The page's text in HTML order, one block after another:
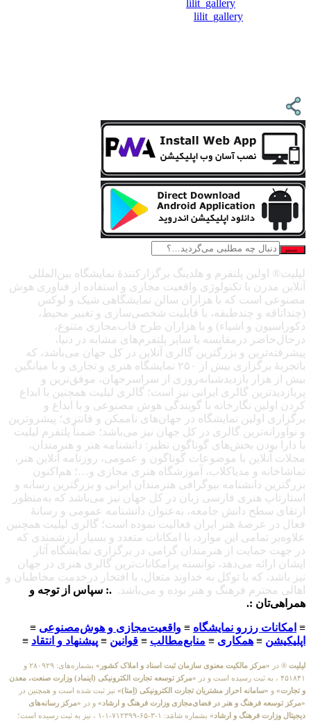
lilit_gallery
lilit_gallery
جستجو
لیلیت® اولین پلتفرم و هلدینگ برگزارکنندهٔ نمایشگاه بین‌المللی
آنلاین مدرن با تکنولوژی واقعیت مجازی و استفاده از فناوری هوش
مصنوعی است که با هزاران سالن نمایشگاهی شیک و لوکس
(چنداتاقه و چندطبقه، با قابلیت شخصی‌سازی و تغییر محیط،
دکوراسیون و اشیاء) و با هزاران طرح قاب‌مجازی متنوع،
درحال‌حاضر درمقایسه با سایر پلتفرم‌های مشابه در دنیا،
پیشرفته‌ترین و بزرگترین گالری آنلاین در کل جهان می‌باشد، که
باتجربهٔ برگزاری بیش از ۲۵۰ نمایشگاه هنری و تجاری و با میانگین
بیش از هزار بازدیدشبانه‌روزی از سراسرجهان، موفق‌ترین و
پربازدیدترین گالری ایرانی نیز است؛ گالری لیلیت همچنین با ابداع
کردن اولین نگارخانه با گویندگی هوش مصنوعی و با ابداع و
برگزاری اولین نمایشگاه در جهان‌های ناممکن و فانتزی؛ پیشروترین
و نوآورانه‌ترین گالری در کل جهان نیز می‌باشد؛ ضمناً پلتفرم لیلیت
با دارا بودن بخش‌های گوناگون نظیر: دانشنامه هنر و هنرمندان،
مجلات آنلاین با موضوعات گوناگون و عمومی، روزنامه آنلاین هنر،
تماشاخانه و مدیاکلاب، آموزشگاه هنری مجازی و…؛ هم‌اکنون
بزرگترین دانشنامه بیوگرافی هنرمندان ایرانی و بزرگترین رسانه و
استارتاپ هنری فارسی زبان در کل جهان نیز می‌باشد که به‌منظور
ارتقای سطح دانش جامعه، به‌عنوان دانشنامه عمومی و رسانهٔ
فعال در عرصهٔ هنر ایران فعالیت نموده است؛ گالری لیلیت همچنین
علاوه‌بر تمامی این موارد، با امکانات متعدد و بسیار ارزشمندی که
در جهت حمایت از هنرمندان گرامی در برگزاری نمایشگاه آثار
ایشان ارائه می‌دهد، توانسته پرامکانات‌ترین گالری هنری در جهان
نیز باشد، که با توکل به خداوند متعال، با افتخار درخدمت مخاطبان و
اهالی محترم فرهنگ و هنر بوده و می‌باشد. .: سپاس از توجه و
همراهی‌تان :.
≡ امکانات رزرو نمایشگاه ≡ واقعیت‌مجازی و هوش‌مصنوعی ≡
اپلیکیشن ≡ همکاری ≡ منابع‌مطالب ≡ قوانین ≡ پیشنهاد و انتقاد ≡
لیلیت ® در «مرکز مالکیت معنوی سازمان ثبت اسناد و املاک کشور»
بشماره‌های: ۲۸۰۹۲۹ و
۴۵۱۸۴۱ ، به ثبت رسیده است و در
«مرکز توسعه تجارت الکترونیکی (اینماد) وزارت صنعت، معدن
و تجارت» و «سامانه احراز مشتریان تجارت الکترونیکی (اِمتا)» نیز ثبت شده است و همچنین در
«مرکز توسعه فرهنگ و هنر در فضای‌مجازی وزارت فرهنگ و ارشاد» و در «مرکز رسانه‌های
دیجیتال وزارت فرهنگ و ارشاد»
بشماره شامَد: ۱-۳-۶۵-۷۱۲۳۹۹-۱-۱ ، نیز به ثبت رسیده است؛